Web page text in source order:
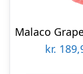
kr.